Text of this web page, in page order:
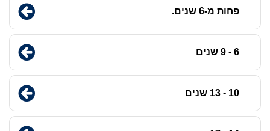
פחות מ-6 שנים.
6 - 9 שנים
10 - 13 שנים